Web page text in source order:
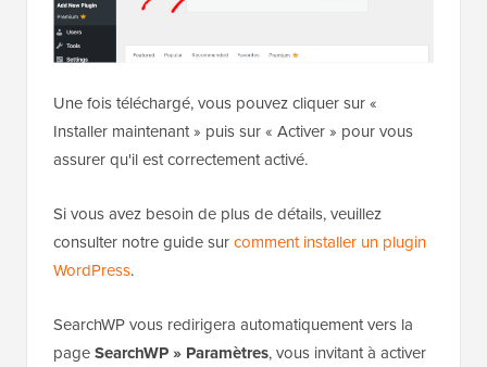
Une fois téléchargé, vous pouvez cliquer sur «
Installer maintenant » puis sur « Activer » pour vous
assurer qu'il est correctement activé.
Si vous avez besoin de plus de détails, veuillez
consulter notre guide surcomment installer un plugin
WordPress.
SearchWP vous redirigera automatiquement vers la
pageSearchWP » Paramètres, vous invitant à activer